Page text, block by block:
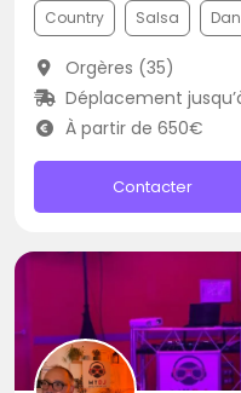
Country Salsa
Orgères (35)
Déplacement
À partir de 650€
Contacter